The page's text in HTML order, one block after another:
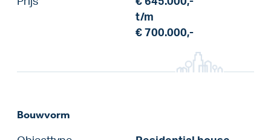
t/m
€ 700.000,-
Bouwvorm